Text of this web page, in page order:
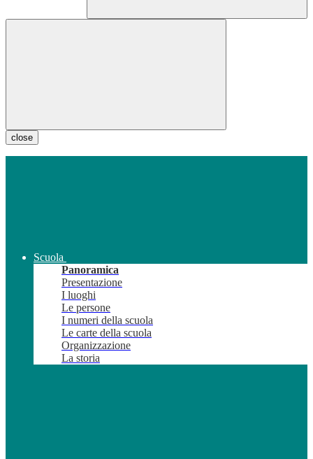
close
Scuola
Panoramica
Presentazione
I luoghi
Le persone
I numeri della scuola
Le carte della scuola
Organizzazione
La storia